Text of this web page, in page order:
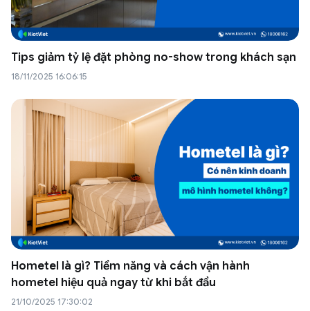
Tips giảm tỷ lệ đặt phòng no-show trong khách sạn
18/11/2025 16:06:15
Hometel là gì? Tiềm năng và cách vận hành
hometel hiệu quả ngay từ khi bắt đầu
21/10/2025 17:30:02